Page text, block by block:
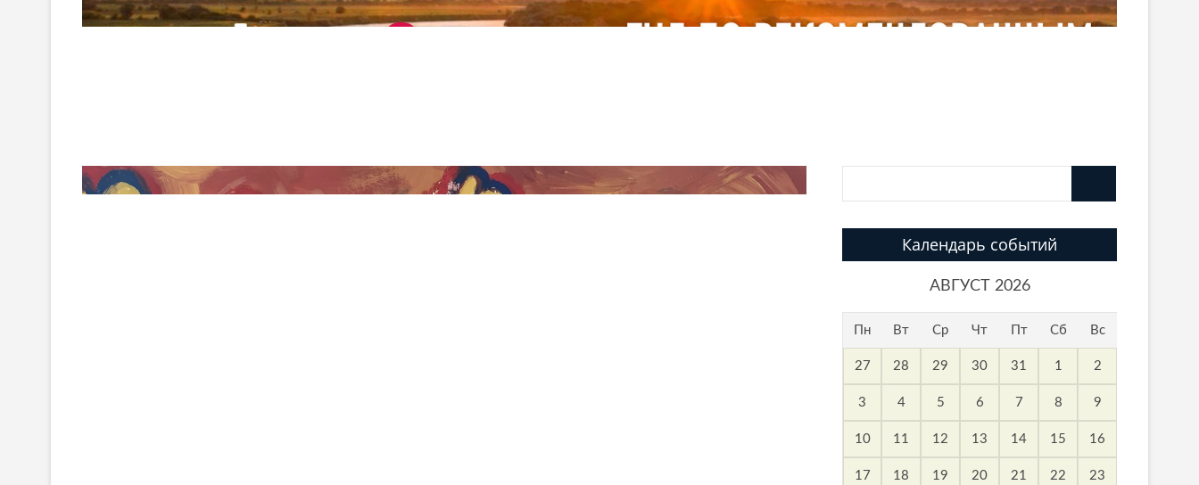
Календарь событий
АВГУСТ 2026
Пн Вт Ср Чт Пт Сб Вс
27 28 29 30 31 1 2
3 4 5 6 7 8 9
10 11 12 13 14 15 16
17 18 19 20 21 22 23